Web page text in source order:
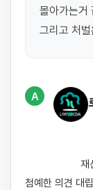
몰아가는거
그리고 처
A
첨예한 의견 대